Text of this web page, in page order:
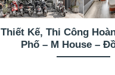
Thiết Kế, Thi Công
Phố – M House –